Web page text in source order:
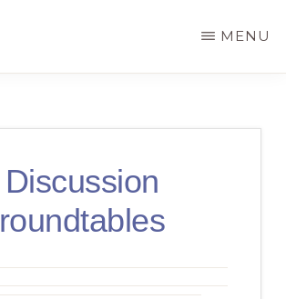
MENU
Discussion
roundtables